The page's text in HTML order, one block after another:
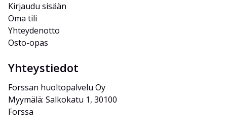
Kirjaudu sisään
Oma tili
Yhteydenotto
Osto-opas
Yhteystiedot
Forssan huoltopalvelu Oy
Myymälä: Salkokatu 1, 30100
Forssa